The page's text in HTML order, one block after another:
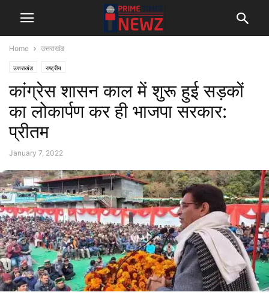
Home उत्तराखंड
उत्तराखंड राष्ट्रीय
कांग्रेस शासन काल में शुरू हुई सड़कों
का लोकार्पण कर ही भाजपा सरकार:
प्रीतम
January 7, 2022